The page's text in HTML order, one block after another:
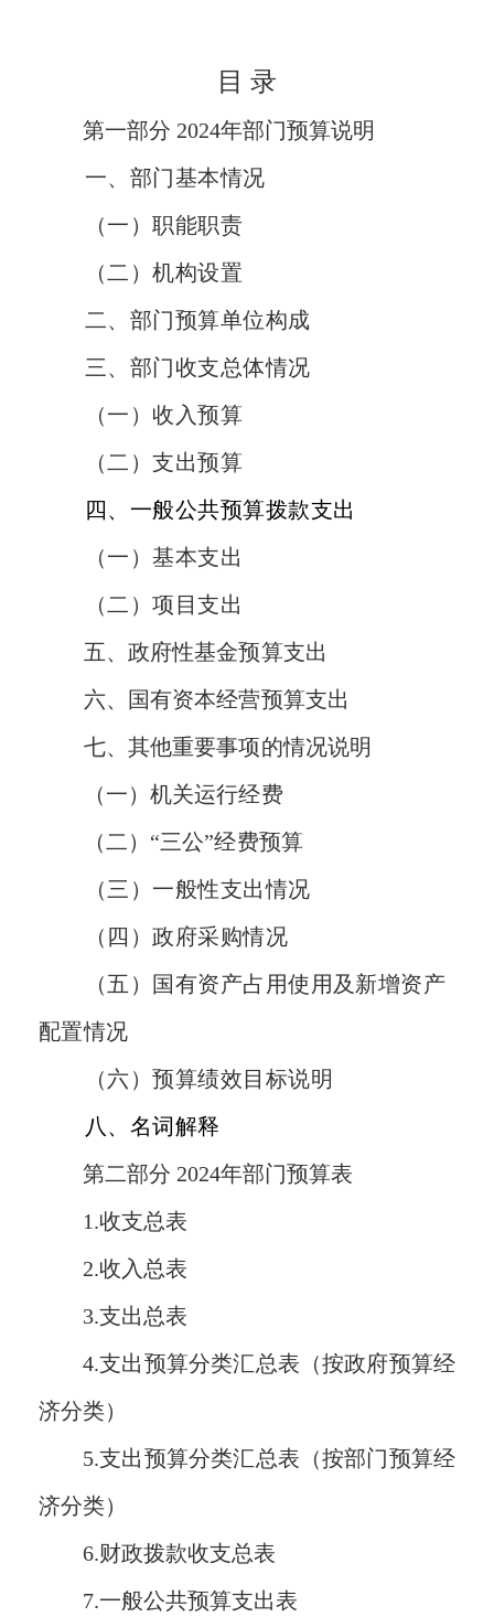
目 录
第一部分 2024年部门预算说明
一、部门基本情况
（一）职能职责
（二）机构设置
二、部门预算单位构成
三、部门收支总体情况
（一）收入预算
（二）支出预算
四、 一般公共预算拨款支出
（一）基本支出
（二）项目支出
五、政府性基金预算支出
六、国有资本经营预算支出
七、其他重要事项的情况说明
（一）机关运行经费
（二） “三公”经费预算
（三）一般性支出情况
（四）政府采购情况
（五）国有资产占用使用及新增资产
配置情况
（六）预算绩效目标说明
八、名词解释
第二部分 2024年部门预算表
1.收支总表
2.收入总表
3.支出总表
4.支出预算分类汇总表（按政府预算经
济分类）
5.支出预算分类汇总表（按部门预算经
济分类）
6.财政拨款收支总表
7.一般公共预算支出表